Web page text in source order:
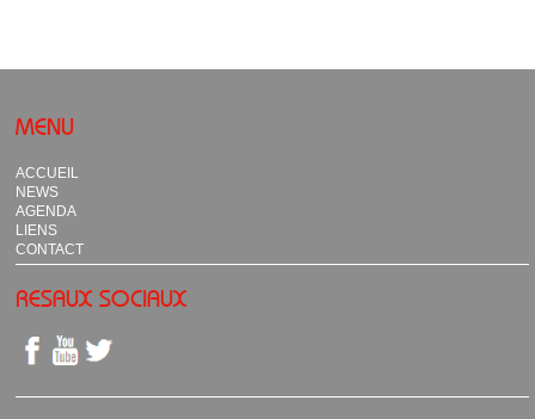
MENU
ACCUEIL
NEWS
AGENDA
LIENS
CONTACT
RESAUX SOCIAUX